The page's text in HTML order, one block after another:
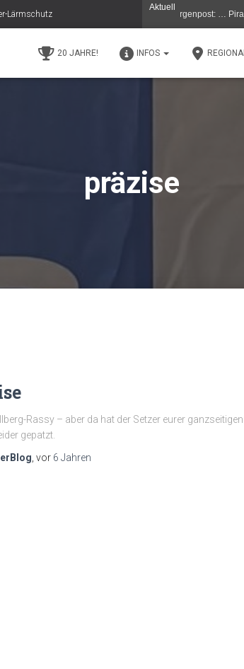
Aktuell
11.5.26 in der (C) Berliner Morgenpost: … Piratas
Lärmschutz
20 JAHRE! INFOS
präzise
Rassy – aber da hat der Setzer eurer ganzseitigen
gepatzt.
, vor 6 Jahren